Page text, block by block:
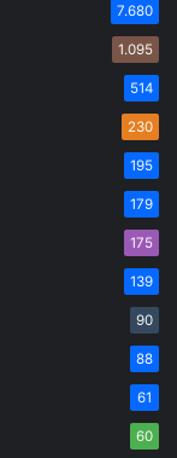
7.680
1.095
514
230
195
179
175
139
90
88
61
60